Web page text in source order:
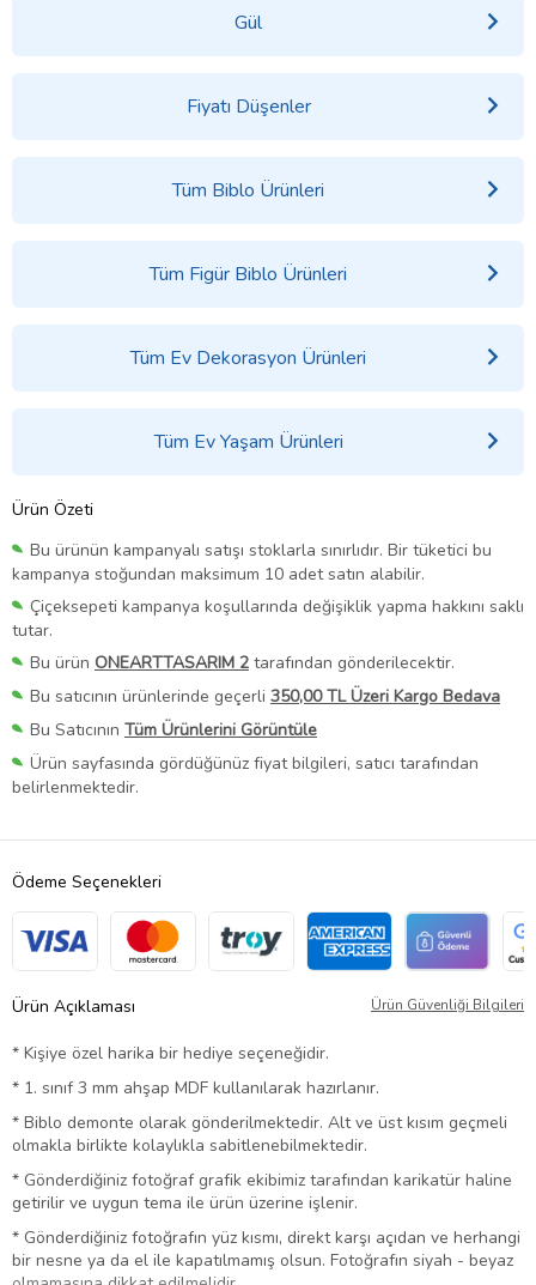
Gül
Fiyatı Düşenler
Tüm Biblo Ürünleri
Tüm Figür Biblo Ürünleri
Tüm Ev Dekorasyon Ürünleri
Tüm Ev Yaşam Ürünleri
Ürün Özeti
Bu ürünün kampanyalı satışı stoklarla sınırlıdır. Bir tüketici bu
kampanya stoğundan maksimum 10 adet satın alabilir.
Çiçeksepeti kampanya koşullarında değişiklik yapma hakkını saklı
tutar.
Bu ürün ONEARTTASARIM 2 tarafından gönderilecektir.
Bu satıcının ürünlerinde geçerli 350,00 TL Üzeri Kargo Bedava
Bu Satıcının Tüm Ürünlerini Görüntüle
Ürün sayfasında gördüğünüz fiyat bilgileri, satıcı tarafından
belirlenmektedir.
Ödeme Seçenekleri
Ürün Açıklaması Ürün Güvenliği Bilgileri
* Kişiye özel harika bir hediye seçeneğidir.
* 1. sınıf 3 mm ahşap MDF kullanılarak hazırlanır.
* Biblo demonte olarak gönderilmektedir. Alt ve üst kısım geçmeli
olmakla birlikte kolaylıkla sabitlenebilmektedir.
* Gönderdiğiniz fotoğraf grafik ekibimiz tarafından karikatür haline
getirilir ve uygun tema ile ürün üzerine işlenir.
* Gönderdiğiniz fotoğrafın yüz kısmı, direkt karşı açıdan ve herhangi
bir nesne ya da el ile kapatılmamış olsun. Fotoğrafın siyah - beyaz